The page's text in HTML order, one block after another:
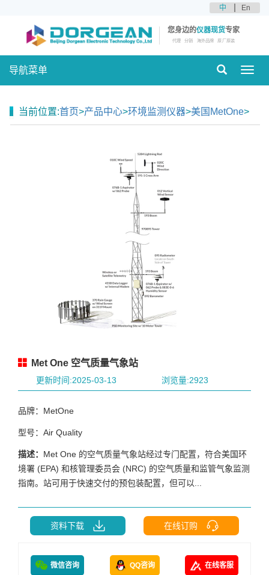
中 En
您身边的仪器现货专家
代理 分销 海外品牌 原厂原装
导航菜单
当前位置:首页>产品中心>环境监测仪器>美国MetOne>
Met One 空气质量气象站
更新时间:2025-03-13 浏览量:2923
品牌：MetOne
型号：Air Quality
描述： Met One 的空气质量气象站经过专门配置，符合美国环
境署 (EPA) 和核管理委员会 (NRC) 的空气质量和监管气象监测
指南。站可用于快速交付的预包装配置，但可以...
资料下载 在线订购
微信咨询 QQ咨询 在线客服